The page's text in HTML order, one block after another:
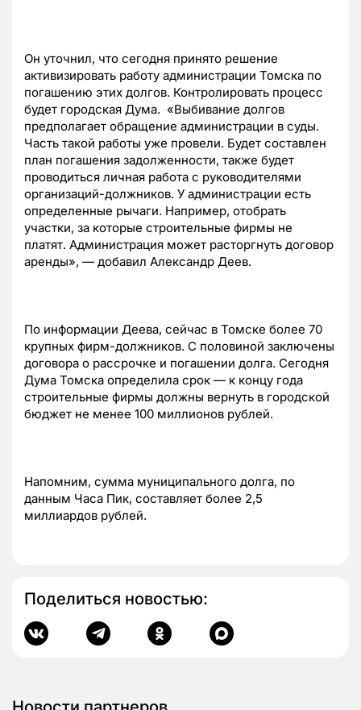
Он уточнил, что сегодня принято решение
активизировать работу администрации Томска по
погашению этих долгов. Контролировать процесс
будет городская Дума. «Выбивание долгов
предполагает обращение администрации в суды.
Часть такой работы уже провели. Будет составлен
план погашения задолженности, также будет
проводиться личная работа с руководителями
организаций-должников. У администрации есть
определенные рычаги. Например, отобрать
участки, за которые строительные фирмы не
платят. Администрация может расторгнуть договор
аренды», — добавил Александр Деев.
По информации Деева, сейчас в Томске более 70
крупных фирм-должников. С половиной заключены
договора о рассрочке и погашении долга. Сегодня
Дума Томска определила срок — к концу года
строительные фирмы должны вернуть в городской
бюджет не менее 100 миллионов рублей.
Напомним, сумма муниципального долга, по
данным Часа Пик, составляет более 2,5
миллиардов рублей.
Поделиться новостью: